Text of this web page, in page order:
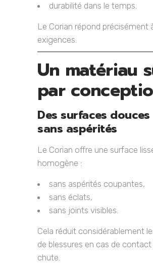
durabilité dans le temps.
Le Corian répond précisément
exigences.
Un matériau
par
Des surfaces
sans aspérités
Le Corian offre une surface
homogène :
sans aspérités coupantes,
sans éclats,
sans joints visibles.
Cela réduit considérablement
de blessures en cas de contact
chute.